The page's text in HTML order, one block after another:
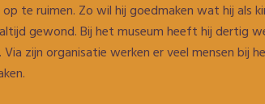
te ruimen. Zo wil hij goedmaken wat hij als
gewond. Bij het museum heeft hij dertig
zijn organisatie werken er veel mensen bij